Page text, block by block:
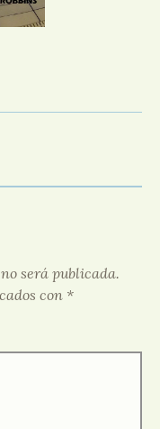
será publicada.
con *